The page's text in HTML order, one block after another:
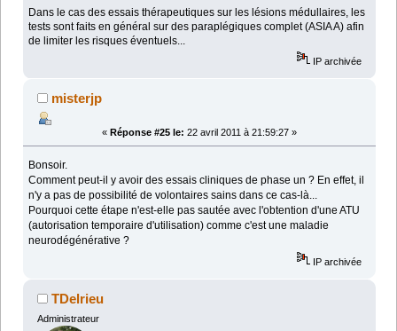
Dans le cas des essais thérapeutiques sur les lésions médullaires, les
tests sont faits en général sur des paraplégiques complet (ASIA A) afin
de limiter les risques éventuels...
IP archivée
misterjp
« Réponse #25 le: 22 avril 2011 à 21:59:27 »
Bonsoir.
Comment peut-il y avoir des essais cliniques de phase un ? En effet, il
n'y a pas de possibilité de volontaires sains dans ce cas-là...
Pourquoi cette étape n'est-elle pas sautée avec l'obtention d'une ATU
(autorisation temporaire d'utilisation) comme c'est une maladie
neurodégénérative ?
IP archivée
TDelrieu
Administrateur